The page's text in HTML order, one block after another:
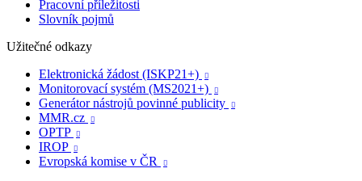
Pracovní příležitosti
Slovník pojmů
Užitečné odkazy
Elektronická žádost (ISKP21+)

Monitorovací systém (MS2021+) 
Generátor nástrojů povinné publicity 
MMR.cz 
OPTP 
IROP 
Evropská komise v ČR 